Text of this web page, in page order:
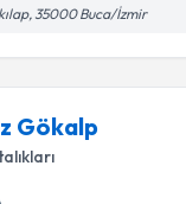
35000 Buca/İzmir
Gökalp